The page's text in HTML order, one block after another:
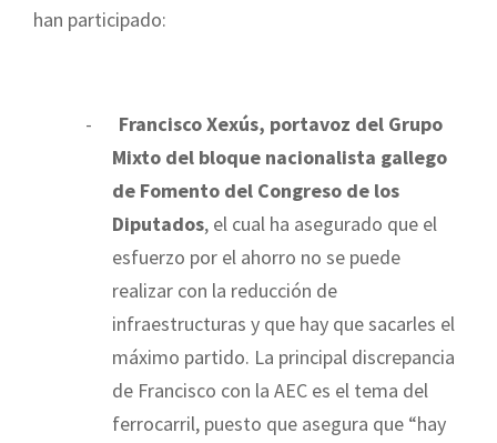
han participado:
- Francisco Xexús, portavoz del Grupo
Mixto del bloque nacionalista gallego
de Fomento del Congreso de los
Diputados, el cual ha asegurado que el
esfuerzo por el ahorro no se puede
realizar con la reducción de
infraestructuras y que hay que sacarles el
máximo partido. La principal discrepancia
de Francisco con la AEC es el tema del
ferrocarril, puesto que asegura que “hay